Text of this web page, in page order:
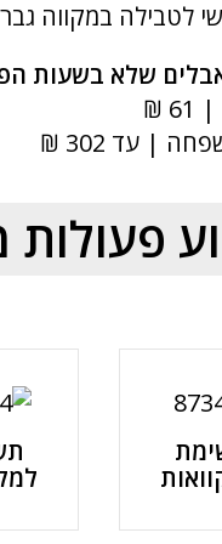
לטבילה במקווה
שלא בשעות
₪
| עד 302 ₪
פעולות